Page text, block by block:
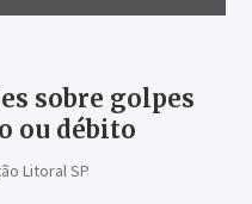
sobre golpes
ou débito
Litoral SP